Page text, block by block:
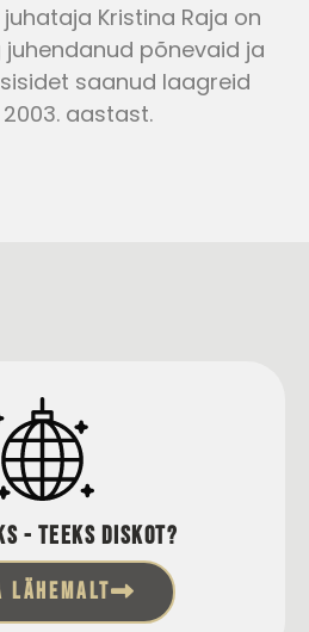
juhataja Kristina Raja on
põnevaid ja
saanud laagreid
aastast.
- teeks diskot?
LÄHEMALT